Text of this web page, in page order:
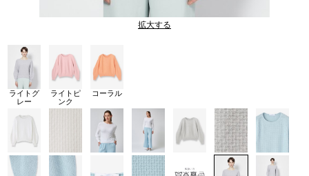
拡大する
ライトグ
レー
ライトピ
ンク
コーラル